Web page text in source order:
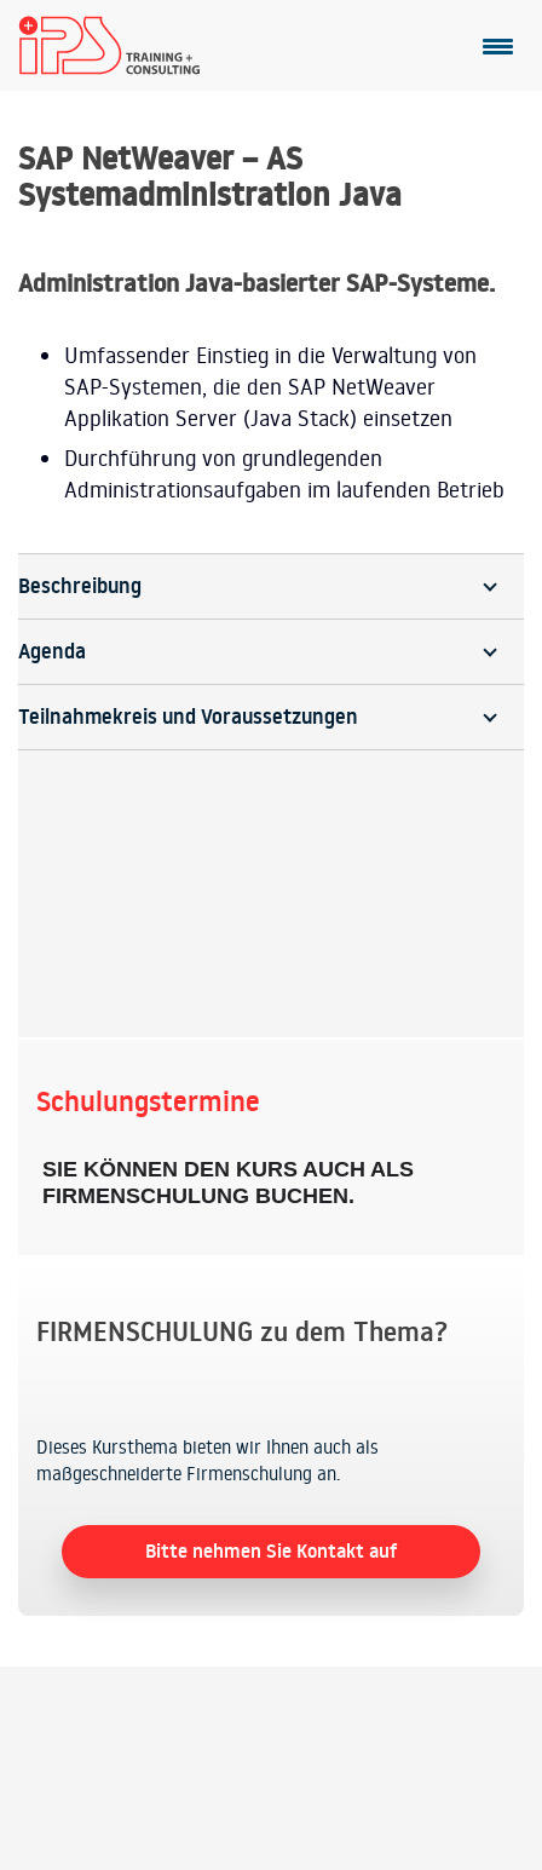
SAP NetWeaver – AS
Systemadministration Java
Administration Java-basierter SAP-Systeme.
Umfassender Einstieg in die Verwaltung von
SAP-Systemen, die den SAP NetWeaver
Applikation Server (Java Stack) einsetzen
Durchführung von grundlegenden
Administrationsaufgaben im laufenden Betrieb
Beschreibung
Agenda
Teilnahmekreis und Voraussetzungen
Schulungstermine
SIE KÖNNEN DEN KURS AUCH ALS
FIRMENSCHULUNG BUCHEN.
FIRMENSCHULUNG zu dem Thema?
Dieses Kursthema bieten wir Ihnen auch als
maßgeschneiderte Firmenschulung an.
Bitte nehmen Sie Kontakt auf